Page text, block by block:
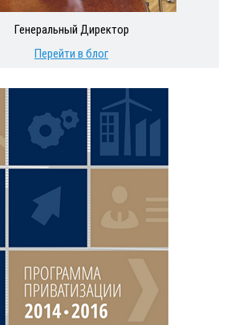
Генеральный Директор
Перейти в блог